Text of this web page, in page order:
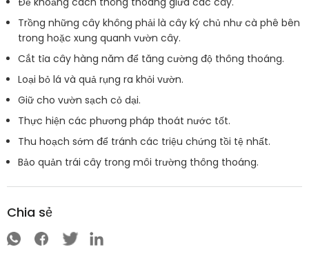
Trồng những cây không phải là cây ký chủ như cà phê bên
trong hoặc xung quanh vườn cây.
Cắt tỉa cây hàng năm để tăng cường độ thông thoáng.
Loại bỏ lá và quả rụng ra khỏi vườn.
Giữ cho vườn sạch cỏ dại.
Thực hiện các phương pháp thoát nước tốt.
Thu hoạch sớm để tránh các triệu chứng tồi tệ nhất.
Bảo quản trái cây trong môi trường thông thoáng.
Chia sẻ